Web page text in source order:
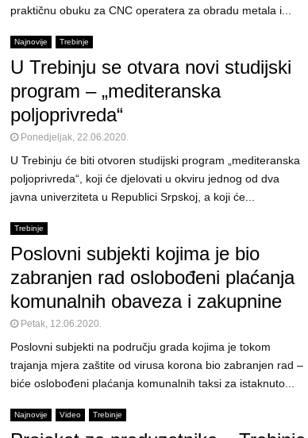
praktičnu obuku za CNC operatera za obradu metala i...
Najnovije Trebinje
U Trebinju se otvara novi studijski
program – „mediteranska
poljoprivreda“
Ponedjeljak, 22.06.2020.
U Trebinju će biti otvoren studijski program „mediteranska
poljoprivreda“, koji će djelovati u okviru jednog od dva
javna univerziteta u Republici Srpskoj, a koji će...
Trebinje
Poslovni subjekti kojima je bio
zabranjen rad oslobođeni plaćanja
komunalnih obaveza i zakupnine
Petak, 12.06.2020.
Poslovni subjekti na području grada kojima je tokom
trajanja mjera zaštite od virusa korona bio zabranjen rad –
biće oslobođeni plaćanja komunalnih taksi za istaknuto...
Najnovije Video Trebinje